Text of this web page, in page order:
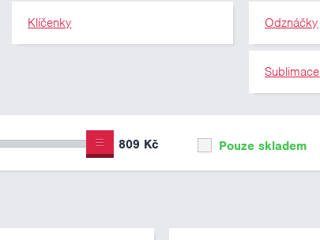
Klíčenky Odznáčky
Sublimace
Pouze skladem
809 Kč